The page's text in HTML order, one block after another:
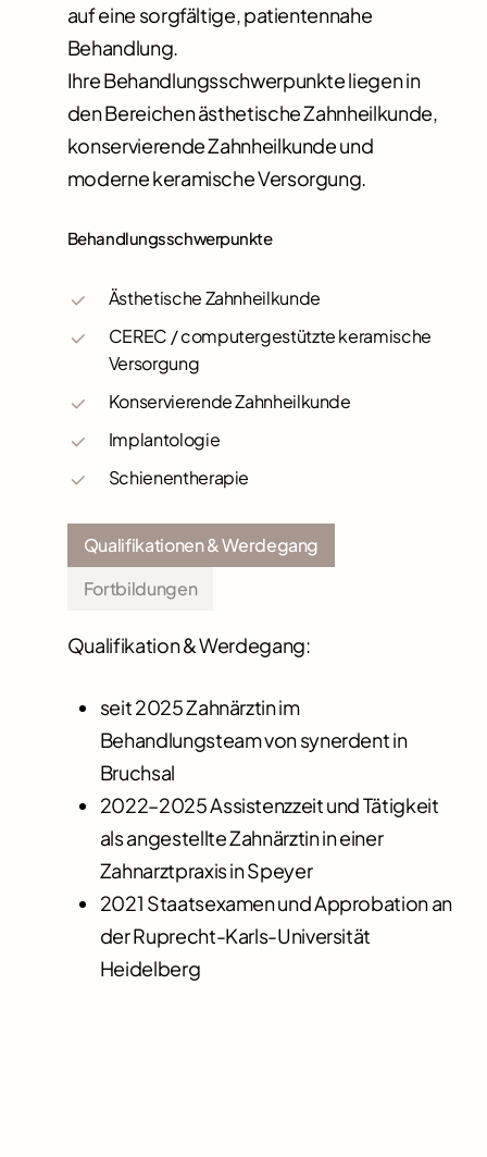
auf eine sorgfältige, patientennahe
Behandlung.
Ihre Behandlungsschwerpunkte liegen in
den Bereichen ästhetische Zahnheilkunde,
konservierende Zahnheilkunde und
moderne keramische Versorgung.
Behandlungsschwerpunkte
Ästhetische Zahnheilkunde
CEREC / computergestützte keramische
Versorgung
Konservierende Zahnheilkunde
Implantologie
Schienentherapie
Qualifikationen & Werdegang
Fortbildungen
Qualifikation & Werdegang:
seit 2025 Zahnärztin im
Behandlungsteam von synerdent in
Bruchsal
2022–2025 Assistenzzeit und Tätigkeit
als angestellte Zahnärztin in einer
Zahnarztpraxis in Speyer
2021 Staatsexamen und Approbation an
der Ruprecht-Karls-Universität
Heidelberg